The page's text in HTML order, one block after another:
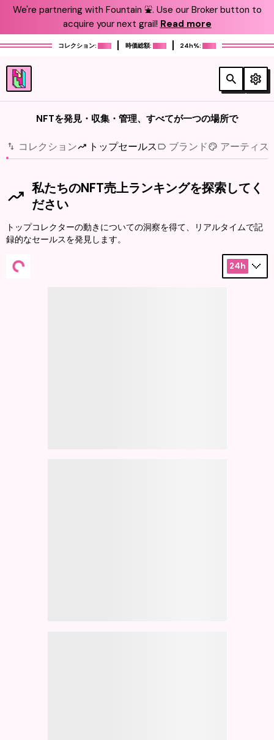
We're partnering with Fountain ⛲️. Use our Broker button to
acquire your next grail! Read more
コレクション: 時価総額: 24h%:
NFTを発見・収集・管理、すべてが一つの場所で
コレクション トップセールス ブランド アーティス
私たちのNFT売上ランキングを探索してく
ださい
トップコレクターの動きについての洞察を得て、リアルタイムで記
録的なセールスを発見します。
24h